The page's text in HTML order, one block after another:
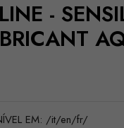
-
EM: /it/en/fr/